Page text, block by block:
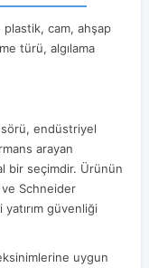
plastik, cam, ahşap
türü, algılama
endüstriyel
arayan
bir seçimdir. Ürünün
Schneider
güvenliği
uygun